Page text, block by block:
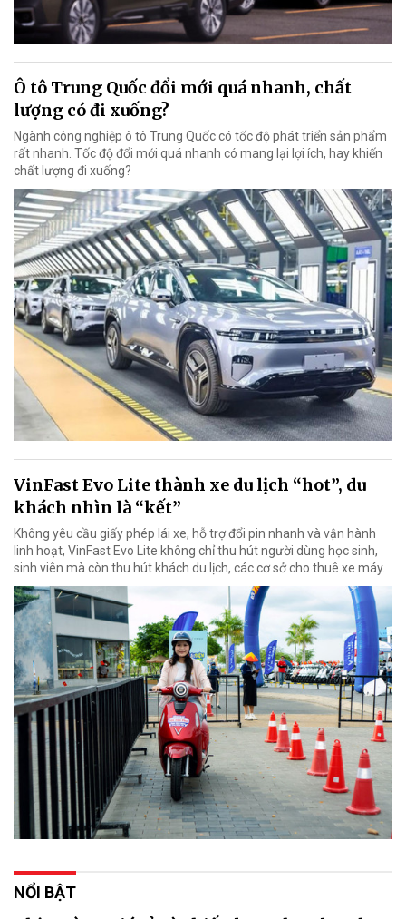
Ô tô Trung Quốc đổi mới quá nhanh, chất
lượng có đi xuống?
Ngành công nghiệp ô tô Trung Quốc có tốc độ phát triển sản phẩm
rất nhanh. Tốc độ đổi mới quá nhanh có mang lại lợi ích, hay khiến
chất lượng đi xuống?
VinFast Evo Lite thành xe du lịch “hot”, du
khách nhìn là “kết”
Không yêu cầu giấy phép lái xe, hỗ trợ đổi pin nhanh và vận hành
linh hoạt, VinFast Evo Lite không chỉ thu hút người dùng học sinh,
sinh viên mà còn thu hút khách du lịch, các cơ sở cho thuê xe máy.
NỔI BẬT